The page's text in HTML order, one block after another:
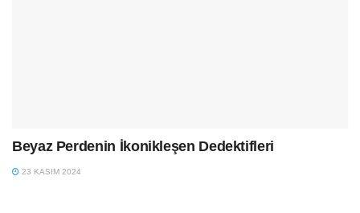
Beyaz Perdenin İkonikleşen Dedektifleri
23 KASIM 2024